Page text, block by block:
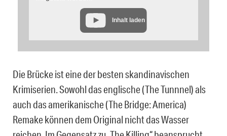
Inhalt laden
Die Brücke ist eine der besten skandinavischen
Krimiserien. Sowohl das englische (The Tunnnel) als
auch das amerikanische (The Bridge: America)
Remake können dem Original nicht das Wasser